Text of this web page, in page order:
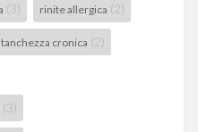
(3) rinite allergica (2)
cronica (2)
(3)